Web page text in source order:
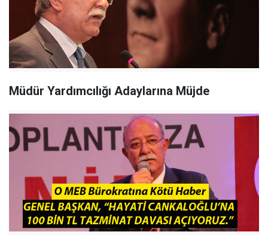
Müdür Yardımcılığı Adaylarına Müjde